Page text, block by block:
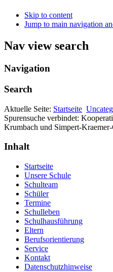
Skip to content
Jump to main navigation
Nav view search
Navigation
Search
Aktuelle Seite: Startseite
Spurensuche verbindet:
Krumbach und Simpert-
Inhalt
Startseite
Unsere Schule
Schulteam
Schüler
Termine
Schulleben
Schulhausführung
Eltern
Berufsorientierung
Service
Kontakt
Datenschutzhinweise